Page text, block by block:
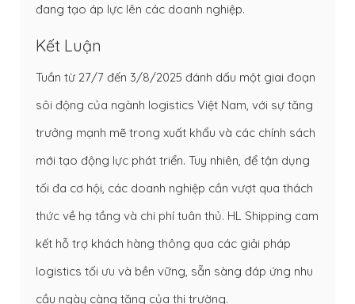
đang tạo áp lực lên các doanh nghiệp.
Kết Luận
Tuần từ 27/7 đến 3/8/2025 đánh dấu một giai đoạn
sôi động của ngành logistics Việt Nam, với sự tăng
trưởng mạnh mẽ trong xuất khẩu và các chính sách
mới tạo động lực phát triển. Tuy nhiên, để tận dụng
tối đa cơ hội, các doanh nghiệp cần vượt qua thách
thức về hạ tầng và chi phí tuân thủ. HL Shipping cam
kết hỗ trợ khách hàng thông qua các giải pháp
logistics tối ưu và bền vững, sẵn sàng đáp ứng nhu
cầu ngày càng tăng của thị trường.